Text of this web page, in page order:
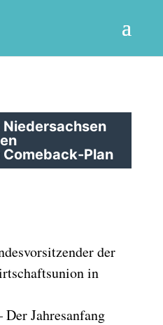
Plan
der
in
Der Jahresanfang